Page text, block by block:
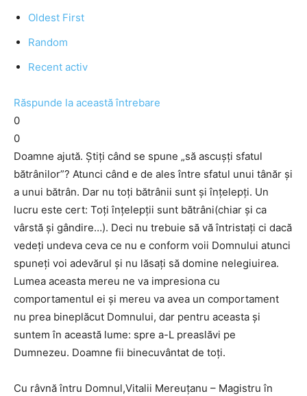
Oldest First
Random
Recent activ
Răspunde la această întrebare
0
0
Doamne ajută. Știți când se spune „să ascușți sfatul
bătrânilor”? Atunci când e de ales între sfatul unui tânăr și
a unui bătrân. Dar nu toți bătrânii sunt și înțelepți. Un
lucru este cert: Toți înțelepții sunt bătrâni(chiar și ca
vârstă și gândire…). Deci nu trebuie să vă întristați ci dacă
vedeți undeva ceva ce nu e conform voii Domnului atunci
spuneți voi adevărul și nu lăsați să domine nelegiuirea.
Lumea aceasta mereu ne va impresiona cu
comportamentul ei și mereu va avea un comportament
nu prea bineplăcut Domnului, dar pentru aceasta și
suntem în această lume: spre a-L preaslăvi pe
Dumnezeu. Doamne fii binecuvântat de toți.
Cu râvnă întru Domnul,Vitalii Mereuţanu – Magistru în